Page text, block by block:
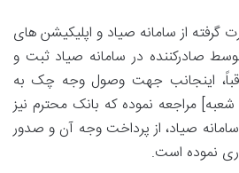
گرفته از سامانه صیاد و اپلیکیشن های
صادرکننده در سامانه صیاد ثبت و
اینجانب جهت وصول وجه چک به
مراجعه نموده که بانک محترم نیز
صیاد، از پرداخت وجه آن و صدور
نموده است.